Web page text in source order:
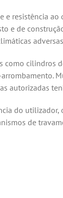
e resistência
e de
como cilindros
autorizadas
do
de